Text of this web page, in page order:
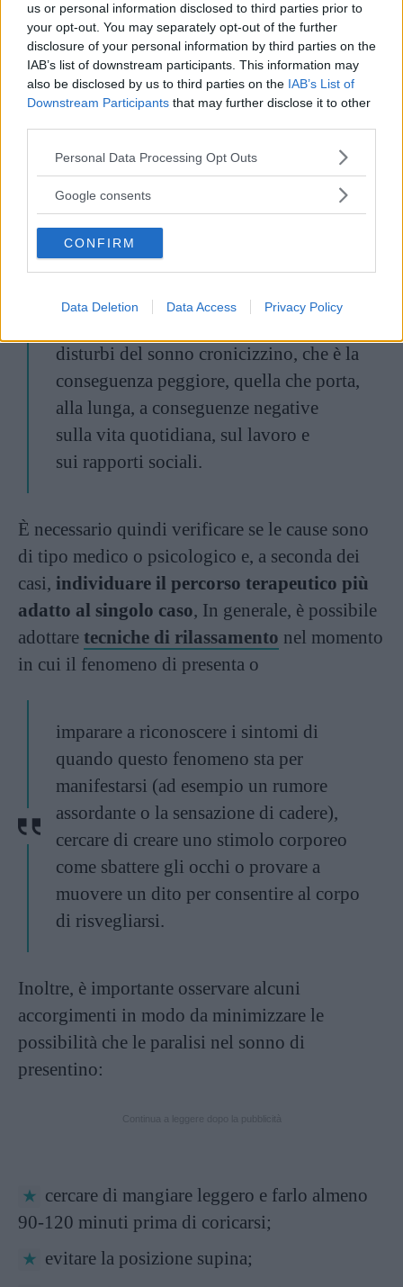
us or personal information disclosed to third parties prior to
your opt-out. You may separately opt-out of the further
disclosure of your personal information by third parties on the
IAB’s list of downstream participants. This information may
also be disclosed by us to third parties on the IAB’s List of
Downstream Participants that may further disclose it to other
Please note that this website/app uses one or more Google
not limited to your visit or usage behaviour. You may click to
use your data for below specified purposes in below Google
consent section.
Personal Data Processing Opt Outs
Google consents
CONFIRM
Data Deletion Data Access Privacy Policy
Non c’è un unico modoper “guarire” dalle
paralisi notturne:
molte e molto varie tra loro, è
fondamentale che […] venga affrontata
con un approccio di tipo
multidisciplinare, che veda il
coinvolgimento
di neurologi, pneumologi e altri
disturbi del sonno cronicizzino, che è la
conseguenza peggiore, quella che porta,
alla lunga, a conseguenze negative
sulla vita quotidiana, sul lavoro e
sui rapporti sociali.
È necessario quindi verificare se le cause sono
di tipo medico o psicologico e, a seconda dei
casi, individuare il percorso terapeutico più
adatto al singolo caso, In generale, è possibile
adottare tecniche di rilassamento nel momento
in cui il fenomeno di presenta o
imparare a riconoscere i sintomi di
quando questo fenomeno sta per
manifestarsi (ad esempio un rumore
assordante o la sensazione di cadere),
cercare di creare uno stimolo corporeo
come sbattere gli occhi o provare a
muovere un dito per consentire al corpo
di risvegliarsi.
Inoltre, è importante osservare alcuni
accorgimenti in modo da minimizzare le
possibilità che le paralisi nel sonno di
presentino:
cercare di mangiare leggero e farlo almeno
90-120 minuti prima di coricarsi;
evitare la posizione supina;